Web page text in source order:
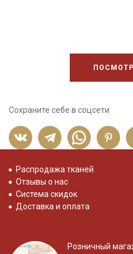
Сохраните себе в соцсети
Распродажа тканей
Отзывы о нас
Система скидок
Доставка и оплата
Розничный